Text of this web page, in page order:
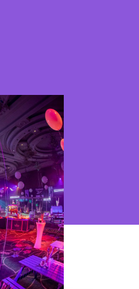
验室
伴
们